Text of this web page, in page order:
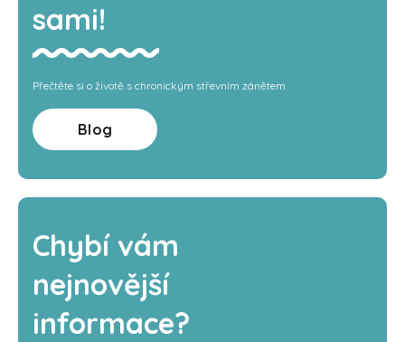
sami!
Přečtěte si o životě s chronickým střevním zánětem
Blog
Chybí vám
nejnovější
informace?